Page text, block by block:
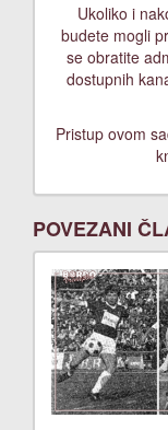
Ukoliko i
budete mogli
se obratite
dostupnih
Pristup ovom
POVEZANI